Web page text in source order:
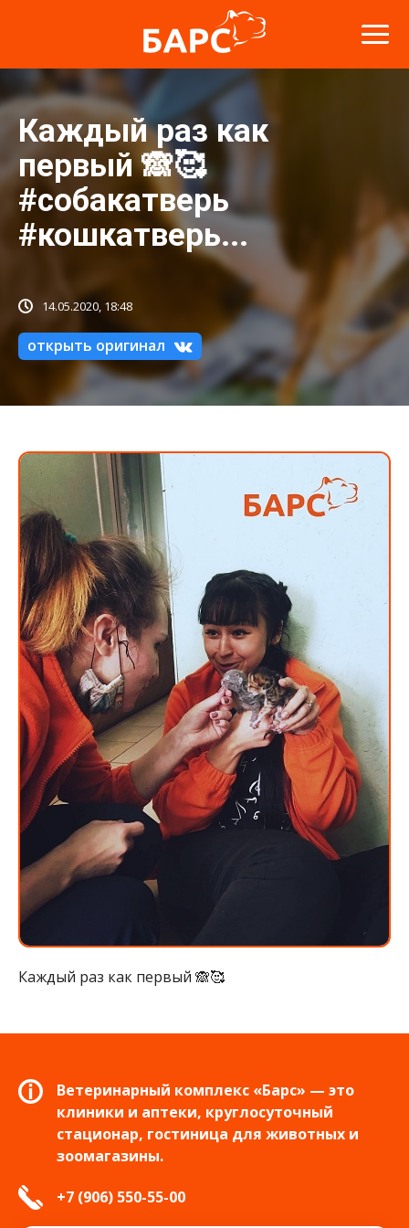
Каждый раз как
первый 🙈🥰
#собакатверь
#кошкатверь...
14.05.2020, 18:48
открыть оригинал
Каждый раз как первый 🙈🥰
Ветеринарный комплекс «Барс» — это
клиники и аптеки, круглосуточный
стационар, гостиница для животных и
зоомагазины.
+7 (906) 550-55-00